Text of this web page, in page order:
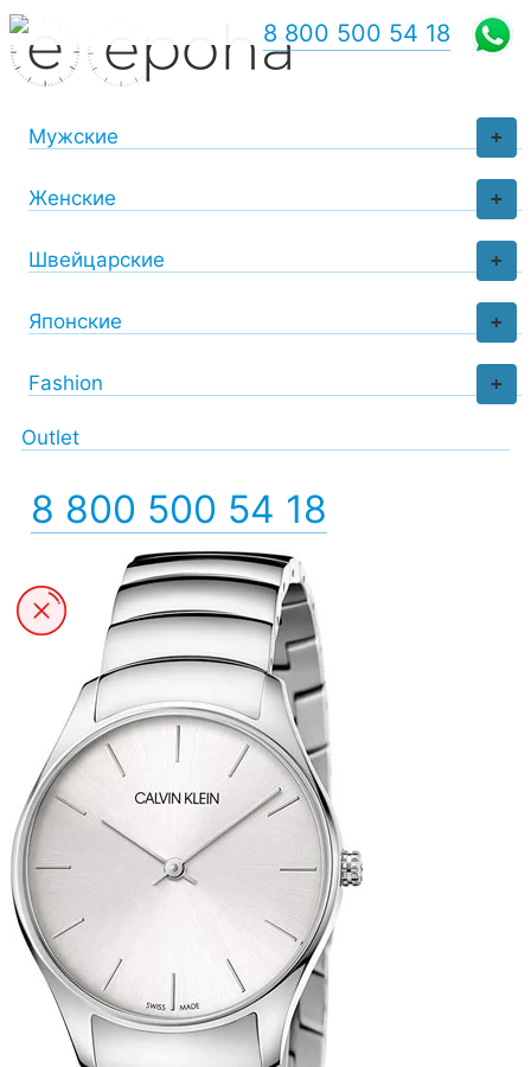
+
Мужские
+
Женские
+
Швейцарские
+
Японские
+
Fashion
Outlet
8 800 500 54 18
8 800 500 54 18